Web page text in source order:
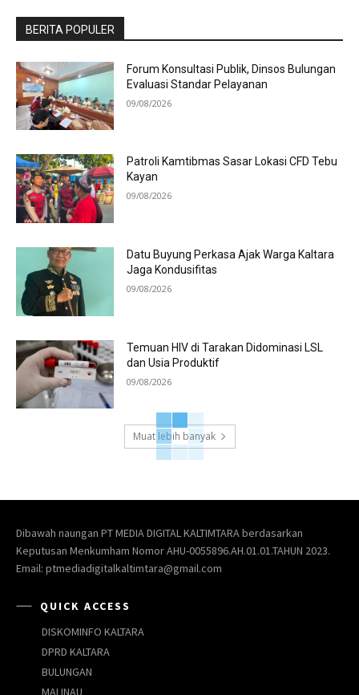
BERITA POPULER
Forum Konsultasi Publik, Dinsos Bulungan
Evaluasi Standar Pelayanan
09/08/2026
Patroli Kamtibmas Sasar Lokasi CFD Tebu
Kayan
09/08/2026
Datu Buyung Perkasa Ajak Warga Kaltara
Jaga Kondusifitas
09/08/2026
Temuan HIV di Tarakan Didominasi LSL
dan Usia Produktif
09/08/2026
Muat lebih banyak
Dibawah naungan PT MEDIA DIGITAL KALTIMTARA berdasarkan
Keputusan Menkumham Nomor AHU-0055896.AH.01.01.TAHUN 2023.
Email: ptmediadigitalkaltimtara@gmail.com
QUICK ACCESS
DISKOMINFO KALTARA
DPRD KALTARA
BULUNGAN